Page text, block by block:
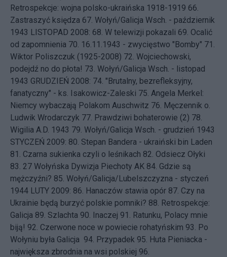
Retrospekcje: wojna polsko-ukraińska 1918-1919 66.
Zastraszyć księdza 67. Wołyń/Galicja Wsch. - październik
1943 LISTOPAD 2008: 68. W telewizji pokazali 69. Ocalić
od zapomnienia 70. 16.11.1943 - zwycięstwo "Bomby" 71.
Wiktor Poliszczuk (1925-2008) 72. Wojciechowski,
podejdź no do płota! 73. Wołyń/Galicja Wsch. - listopad
1943 GRUDZIEŃ 2008: 74. "Brutalny, bezrefleksyjny,
fanatyczny" - ks. Isakowicz-Zaleski 75. Angela Merkel:
Niemcy wybaczają Polakom Auschwitz 76. Męczennik o.
Ludwik Wrodarczyk 77. Prawdziwi bohaterowie (2) 78.
Wigilia A.D. 1943 79. Wołyń/Galicja Wsch. - grudzień 1943
STYCZEŃ 2009: 80. Stepan Bandera - ukraiński bin Laden
81. Czarna sukienka czyli o leśnikach 82. Odsiecz Ołyki
83. 27 Wołyńska Dywizja Piechoty AK 84. Gdzie są
mężczyźni? 85. Wołyń/Galicja/Lubelszczyzna - styczeń
1944 LUTY 2009: 86. Hanaczów stawia opór 87. Czy na
Ukrainie będą burzyć polskie pomniki? 88. Retrospekcje:
Galicja 89. Szlachta 90. Inaczej 91.
Ratunku, Polacy mnie
biją! 92. Czerwone noce w powiecie rohatyńskim 93. Po
Wołyniu była Galicja 94. Przypadek 95. Huta Pieniacka -
największa zbrodnia na wsi polskiej 96.